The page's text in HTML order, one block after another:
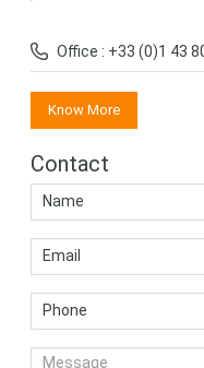
Office : +33 (0)1 43
Know More
Contact